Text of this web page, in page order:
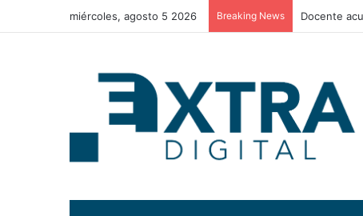
miércoles, agosto 5 2026 Breaking News La